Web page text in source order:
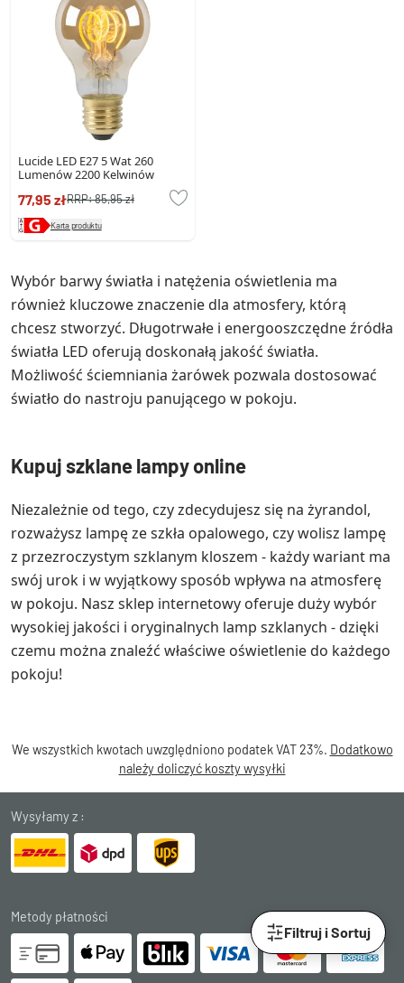
Filtruj i Sortuj
Lucide LED E27 5 Wat 260
Lumenów 2200 Kelwinów
77,95 złRRP:85,95 zł
Karta produktu
Wybór barwy światła i natężenia oświetlenia ma
również kluczowe znaczenie dla atmosfery, którą
chcesz stworzyć. Długotrwałe i energooszczędne źródła
światła LED oferują doskonałą jakość światła.
Możliwość ściemniania żarówek pozwala dostosować
światło do nastroju panującego w pokoju.
Kupuj szklane lampy online
Niezależnie od tego, czy zdecydujesz się na żyrandol,
rozważysz lampę ze szkła opalowego, czy wolisz lampę
z przezroczystym szklanym kloszem - każdy wariant ma
swój urok i w wyjątkowy sposób wpływa na atmosferę
w pokoju. Nasz sklep internetowy oferuje duży wybór
wysokiej jakości i oryginalnych lamp szklanych - dzięki
czemu można znaleźć właściwe oświetlenie do każdego
pokoju!
We wszystkich kwotach uwzględniono podatek VAT 23%. Dodatkowo
należy doliczyć koszty wysyłki
Wysyłamy z :
Metody płatności